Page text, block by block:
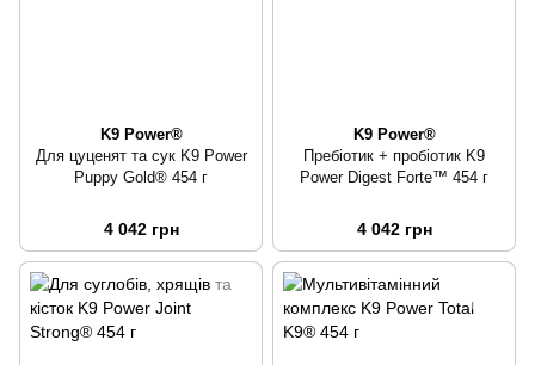
K9 Power®
Для цуценят та сук K9 Power
Puppy Gold® 454 г
4 042 грн
K9 Power®
Пребіотик + пробіотик K9
Power Digest Forte™ 454 г
4 042 грн